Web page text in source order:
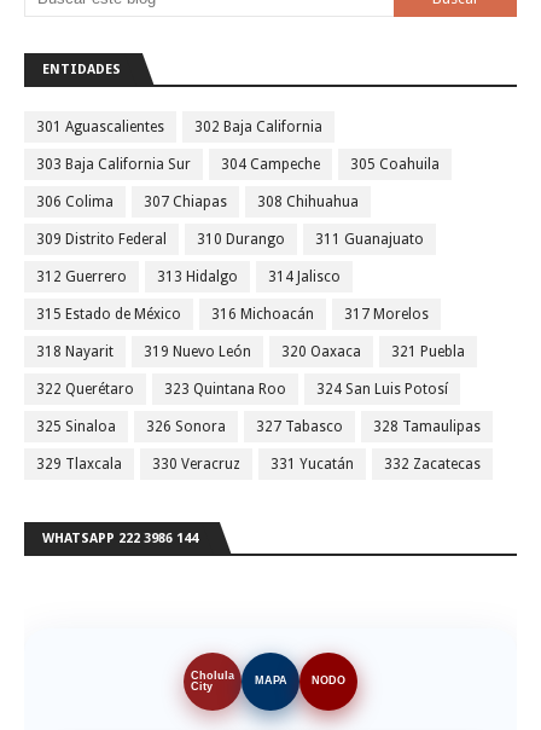
ENTIDADES
301 Aguascalientes 302 Baja California
303 Baja California Sur 304 Campeche 305 Coahuila
306 Colima 307 Chiapas 308 Chihuahua
309 Distrito Federal 310 Durango 311 Guanajuato
312 Guerrero 313 Hidalgo 314 Jalisco
315 Estado de México 316 Michoacán 317 Morelos
318 Nayarit 319 Nuevo León 320 Oaxaca 321 Puebla
322 Querétaro 323 Quintana Roo 324 San Luis Potosí
325 Sinaloa 326 Sonora 327 Tabasco 328 Tamaulipas
329 Tlaxcala 330 Veracruz 331 Yucatán 332 Zacatecas
WHATSAPP 222 3986 144
Cholula
City
MAPA NODO